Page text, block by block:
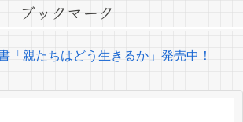
ブックマーク
「親たちはどう生きるか」発売中！